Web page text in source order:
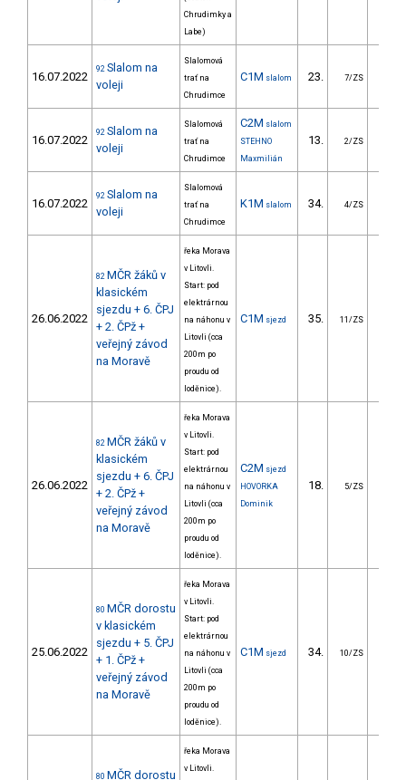
Chrudimky a
Labe)
16.07.2022
92 Slalom na
voleji
Slalomová
trať na
Chrudimce
C1M slalom 23. 7/ZS
16.07.2022
92 Slalom na
voleji
Slalomová
trať na
Chrudimce
C2M slalom
STEHNO
Maxmilián
13. 2/ZS
16.07.2022
92 Slalom na
voleji
Slalomová
trať na
Chrudimce
K1M slalom 34. 4/ZS
26.06.2022
82 MČR žáků v
klasickém
sjezdu + 6. ČPJ
+ 2. ČPž +
veřejný závod
na Moravě
řeka Morava
v Litovli.
Start: pod
elektrárnou
na náhonu v
Litovli (cca
200m po
proudu od
loděnice).
C1M sjezd 35. 11/ZS
26.06.2022
82 MČR žáků v
klasickém
sjezdu + 6. ČPJ
+ 2. ČPž +
veřejný závod
na Moravě
řeka Morava
v Litovli.
Start: pod
elektrárnou
na náhonu v
Litovli (cca
200m po
proudu od
loděnice).
C2M sjezd
HOVORKA
Dominik
18. 5/ZS
25.06.2022
80 MČR dorostu
v klasickém
sjezdu + 5. ČPJ
+ 1. ČPž +
veřejný závod
na Moravě
řeka Morava
v Litovli.
Start: pod
elektrárnou
na náhonu v
Litovli (cca
200m po
proudu od
loděnice).
C1M sjezd 34. 10/ZS
80 MČR dorostu
řeka Morava
v Litovli.